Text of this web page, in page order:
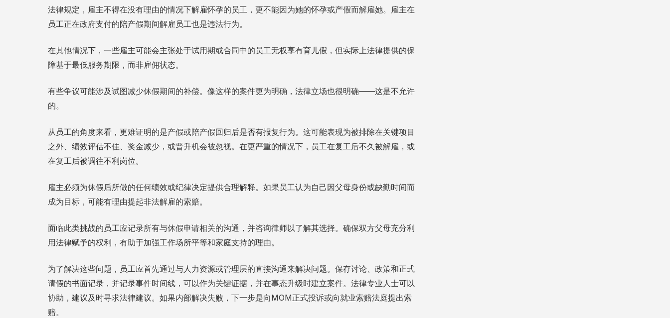
法律规定，雇主不得在没有理由的情况下解雇怀孕的员工，更不能因为她的怀孕或产假而解雇她。雇主在
员工正在政府支付的陪产假期间解雇员工也是违法行为。
在其他情况下，一些雇主可能会主张处于试用期或合同中的员工无权享有育儿假，但实际上法律提供的保
障基于最低服务期限，而非雇佣状态。
有些争议可能涉及试图减少休假期间的补偿。像这样的案件更为明确，法律立场也很明确——这是不允许
的。
从员工的角度来看，更难证明的是产假或陪产假回归后是否有报复行为。这可能表现为被排除在关键项目
之外、绩效评估不佳、奖金减少，或晋升机会被忽视。在更严重的情况下，员工在复工后不久被解雇，或
在复工后被调往不利岗位。
雇主必须为休假后所做的任何绩效或纪律决定提供合理解释。如果员工认为自己因父母身份或缺勤时间而
成为目标，可能有理由提起非法解雇的索赔。
面临此类挑战的员工应记录所有与休假申请相关的沟通，并咨询律师以了解其选择。确保双方父母充分利
用法律赋予的权利，有助于加强工作场所平等和家庭支持的理由。
为了解决这些问题，员工应首先通过与人力资源或管理层的直接沟通来解决问题。保存讨论、政策和正式
请假的书面记录，并记录事件时间线，可以作为关键证据，并在事态升级时建立案件。法律专业人士可以
协助，建议及时寻求法律建议。如果内部解决失败，下一步是向MOM正式投诉或向就业索赔法庭提出索
赔。